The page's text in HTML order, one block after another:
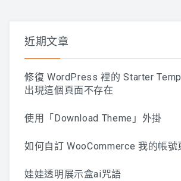
近期文章
修復 WordPress 裡的 Starter
出現這個頁面不存在
使用「Download Theme」外掛
如何自訂 WooCommerce 我的帳號
娃娃透明展示盒ai咒語